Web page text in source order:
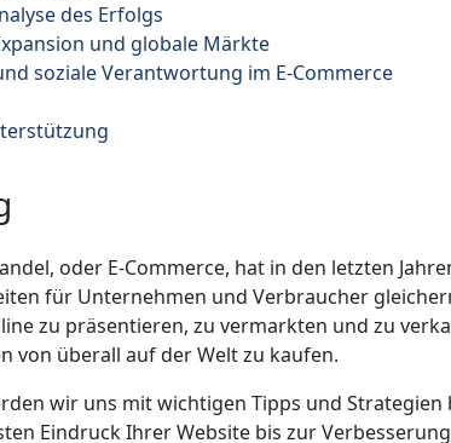
des Erfolgs
und globale Märkte
soziale Verantwortung im E-Commerce
oder E-Commerce, hat in den letzten
für Unternehmen und Verbraucher
zu präsentieren, zu vermarkten und zu
von überall auf der Welt zu kaufen.
wir uns mit wichtigen Tipps und
Eindruck Ihrer Website bis zur